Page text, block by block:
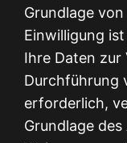
Grundlage von
Einwilligung
Ihre Daten
Durchführung
erforderlich,
Grundlage des